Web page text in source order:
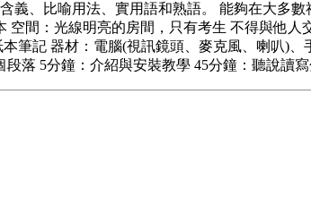
義、比喻用法、實用語和熟語。 能夠在大多
間：光線明亮的房間，只有考生 不得與他
筆記 器材：電腦(視訊鏡頭、麥克風、喇叭)
落 5分鐘：介紹與安裝教學 45分鐘：聽說讀